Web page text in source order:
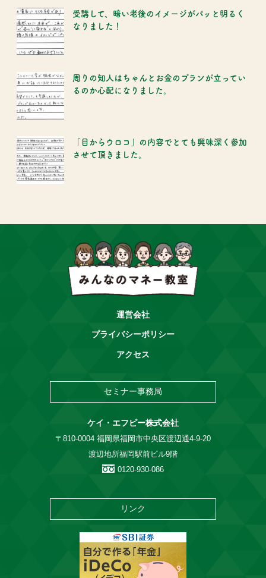
受講して、暗い老後のイメージがパッと明るく
なりました！
周りの知人はちゃんとお金のプランが立ってい
るのか心配になりました。
「目からウロコ」の内容でとても興味深く参加
させて頂きました。
運営会社
プライバシーポリシー
アクセス
セミナー事務局
ケイ・エフピー株式会社
〒810-0004 福岡県福岡市中央区渡辺通4-9-20
渡辺地所福岡駅前ビル9階
0120-930-086
リンク